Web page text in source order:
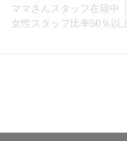
ママさんスタッフ在籍中
女性スタッフ比率50％以上